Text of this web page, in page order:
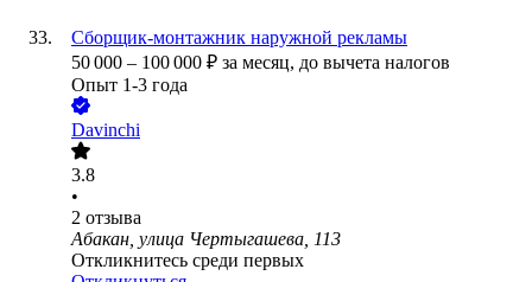
Сборщик-монтажник наружной рекламы
50 000 – 100 000 ₽ за месяц, до вычета налогов
Опыт 1-3 года
Davinchi
3.8
•
2 отзыва
Абакан, улица Чертыгашева, 113
Откликнитесь среди первых